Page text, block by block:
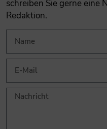
schreiben Sie gerne eine
Redaktion.